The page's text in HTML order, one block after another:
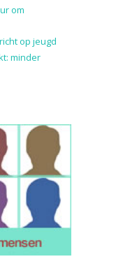
om
op jeugd
minder